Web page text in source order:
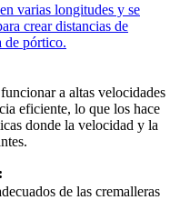
varias longitudes y se
crear distancias de
de pórtico.
a altas velocidades
eficiente, lo que los hace
donde la velocidad y la
de las cremalleras